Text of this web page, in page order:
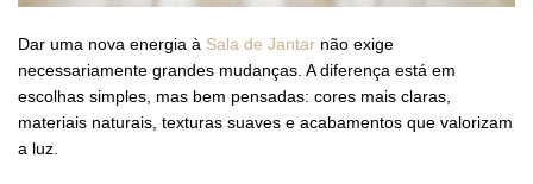
Dar uma nova energia à Sala de Jantar não exige
necessariamente grandes mudanças. A diferença está em
escolhas simples, mas bem pensadas: cores mais claras,
materiais naturais, texturas suaves e acabamentos que valorizam
a luz.